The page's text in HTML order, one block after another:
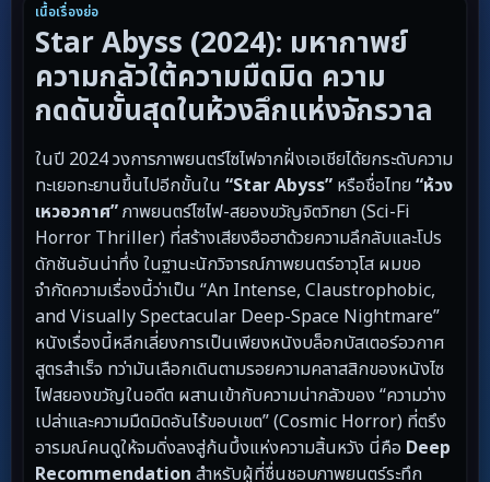
เนื้อเรื่องย่อ
Star Abyss (2024): มหากาพย์
ความกลัวใต้ความมืดมิด ความ
กดดันขั้นสุดในห้วงลึกแห่งจักรวาล
ในปี 2024 วงการภาพยนตร์ไซไฟจากฝั่งเอเชียได้ยกระดับความ
ทะเยอทะยานขึ้นไปอีกขั้นใน “Star Abyss” หรือชื่อไทย “ห้วง
เหวอวกาศ”ภาพยนตร์ไซไฟ-สยองขวัญจิตวิทยา (Sci-Fi
Horror Thriller) ที่สร้างเสียงฮือฮาด้วยความลึกลับและโปร
ดักชันอันน่าทึ่ง ในฐานะนักวิจารณ์ภาพยนตร์อาวุโส ผมขอ
จำกัดความเรื่องนี้ว่าเป็น “An Intense, Claustrophobic,
and Visually Spectacular Deep-Space Nightmare”
หนังเรื่องนี้หลีกเลี่ยงการเป็นเพียงหนังบล็อกบัสเตอร์อวกาศ
สูตรสำเร็จ ทว่ามันเลือกเดินตามรอยความคลาสสิกของหนังไซ
ไฟสยองขวัญในอดีต ผสานเข้ากับความน่ากลัวของ “ความว่าง
เปล่าและความมืดมิดอันไร้ขอบเขต” (Cosmic Horror) ที่ตรึง
อารมณ์คนดูให้จมดิ่งลงสู่ก้นบึ้งแห่งความสิ้นหวัง นี่คือ Deep
Recommendation สำหรับผู้ที่ชื่นชอบภาพยนตร์ระทึก